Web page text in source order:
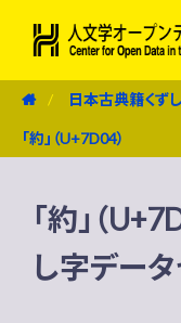
日本古典籍くず
「約」（U+7D04）
「約」（
し字デー